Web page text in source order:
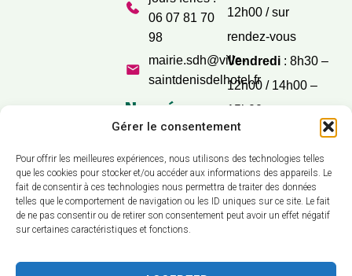
Gérer le consentement
Pour offrir les meilleures expériences, nous utilisons des technologies telles
que les cookies pour stocker et/ou accéder aux informations des appareils. Le
fait de consentir à ces technologies nous permettra de traiter des données
telles que le comportement de navigation ou les ID uniques sur ce site. Le fait
de ne pas consentir ou de retirer son consentement peut avoir un effet négatif
sur certaines caractéristiques et fonctions.
06 07 81 70
98
mairie.sdh@ville-
saintdenisdelhotel.fr
Nos réseaux
sociaux
12h00 / sur
rendez-vous
Vendredi: 8h30 –
12h00 / 14h00 –
15h00
Samedi
12h00